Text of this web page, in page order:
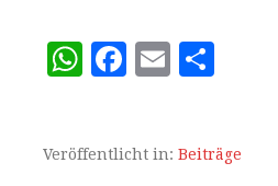
W
s
F
e
E
l
n
Veröffentlicht in: Beiträge